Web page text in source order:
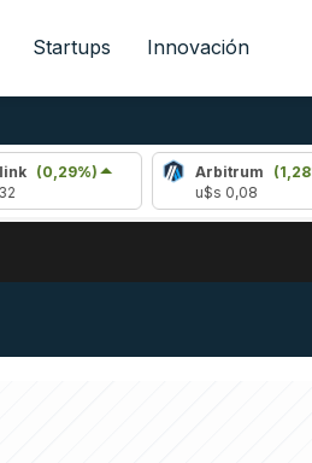
Startups Innovación
Arbitrum
(1,28%)
IMPACTO EN BITCOIN,